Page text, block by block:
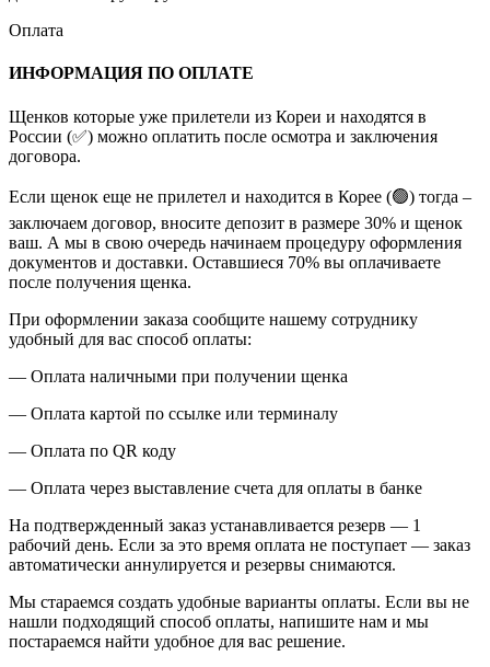
Оплата
ИНФОРМАЦИЯ ПО ОПЛАТЕ
Щенков которые уже прилетели из Кореи и находятся в
России (✅) можно оплатить после осмотра и заключения
договора.
Если щенок еще не прилетел и находится в Корее (🟢) тогда –
заключаем договор, вносите депозит в размере 30% и щенок
ваш. А мы в свою очередь начинаем процедуру оформления
документов и доставки. Оставшиеся 70% вы оплачиваете
после получения щенка.
При оформлении заказа сообщите нашему сотруднику
удобный для вас способ оплаты:
— Оплата наличными при получении щенка
— Оплата картой по ссылке или терминалу
— Оплата по QR коду
— Оплата через выставление счета для оплаты в банке
На подтвержденный заказ устанавливается резерв — 1
рабочий день. Если за это время оплата не поступает — заказ
автоматически аннулируется и резервы снимаются.
Мы стараемся создать удобные варианты оплаты. Если вы не
нашли подходящий способ оплаты, напишите нам и мы
постараемся найти удобное для вас решение.